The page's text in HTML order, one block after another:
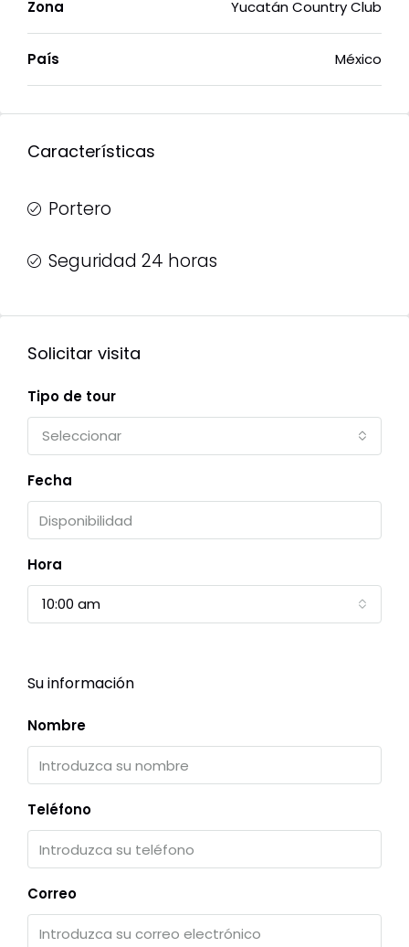
Zona Yucatán Country Club
País México
Características
Portero
Seguridad 24 horas
Solicitar visita
Tipo de tour
Seleccionar
Fecha
Hora
10:00 am
Su información
Nombre
Teléfono
Correo